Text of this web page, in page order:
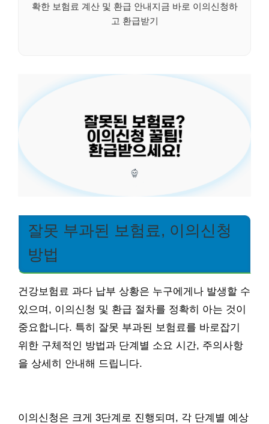
확한 보험료 계산 및 환급 안내지금 바로 이의신청하
고 환급받기
잘못 부과된 보험료, 이의신청
방법
건강보험료 과다 납부 상황은 누구에게나 발생할 수
있으며, 이의신청 및 환급 절차를 정확히 아는 것이
중요합니다. 특히 잘못 부과된 보험료를 바로잡기
위한 구체적인 방법과 단계별 소요 시간, 주의사항
을 상세히 안내해 드립니다.
이의신청은 크게 3단계로 진행되며, 각 단계별 예상